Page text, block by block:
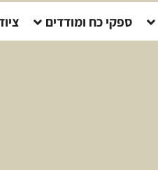
ספקי כח ומודדים